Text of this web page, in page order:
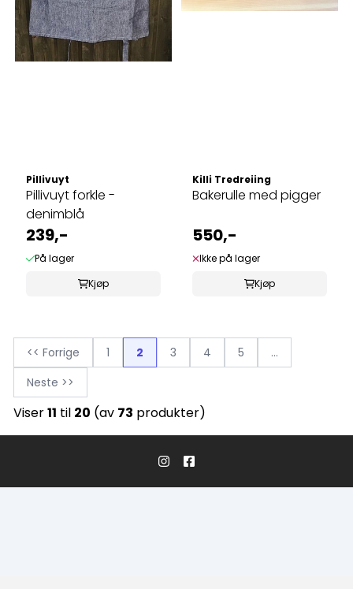
Pillivuyt
Pillivuyt forkle -
denimblå
239,-
På lager
Kjøp
Killi Tredreiing
Bakerulle med pigger
550,-
Ikke på lager
Kjøp
<< Forrige 1 2 3 4 5
...
Neste >>
Viser11 til 20 (av 73 produkter)